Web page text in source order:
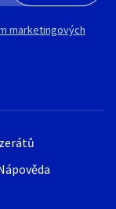
marketingových